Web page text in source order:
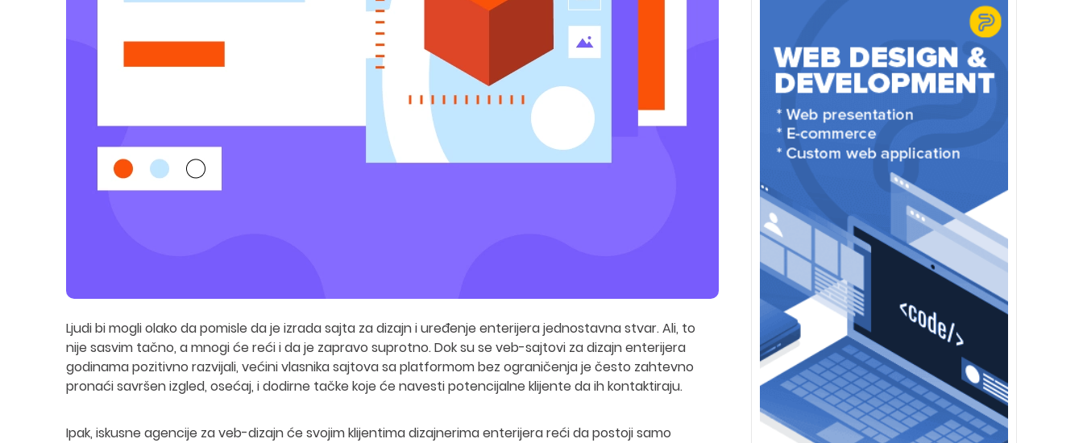
Ljudi bi mogli olako da pomisle da je izrada sajta za dizajn i uređenje enterijera jednostavna stvar. Ali, to
nije sasvim tačno, a mnogi će reći i da je zapravo suprotno. Dok su se veb-sajtovi za dizajn enterijera
godinama pozitivno razvijali, većini vlasnika sajtova sa platformom bez ograničenja je često zahtevno
pronaći savršen izgled, osećaj, i dodirne tačke koje će navesti potencijalne klijente da ih kontaktiraju.
Ipak, iskusne agencije za veb-dizajn će svojim klijentima dizajnerima enterijera reći da postoji samo